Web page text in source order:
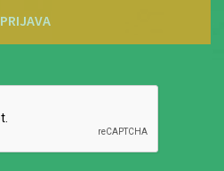
PRIJAVA